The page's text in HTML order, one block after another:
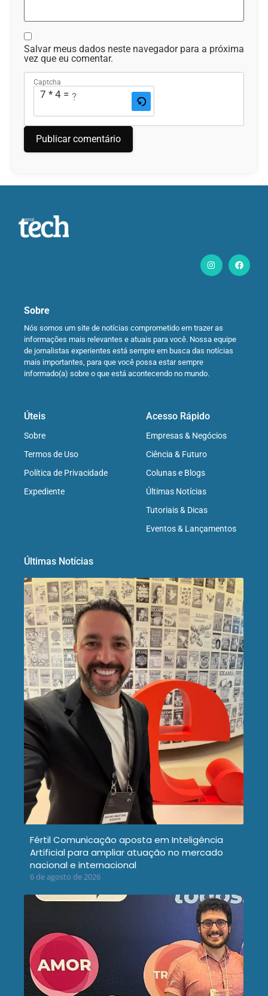
Salvar meus dados neste navegador para a próxima
vez que eu comentar.
Captcha
7 * 4 = ?
Sobre
Nós somos um site de notícias comprometido em trazer as
informações mais relevantes e atuais para você. Nossa equipe
de jornalistas experientes está sempre em busca das notícias
mais importantes, para que você possa estar sempre
informado(a) sobre o que está acontecendo no mundo.
Úteis
Sobre
Termos de Uso
Política de Privacidade
Expediente
Acesso Rápido
Empresas & Negócios
Ciência & Futuro
Colunas e Blogs
Últimas Notícias
Tutoriais & Dicas
Eventos & Lançamentos
Últimas Notícias
Fértil Comunicação aposta em Inteligência
Artificial para ampliar atuação no mercado
nacional e internacional
6 de agosto de 2026